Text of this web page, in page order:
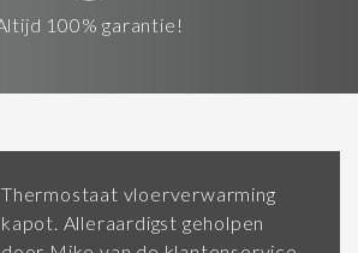
100% garantie!
Thermostaat vloerverwarming
kapot. Alleraardigst geholpen